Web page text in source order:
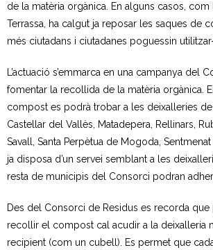
- Neteja a alta pressió
- Festes i activitats a l’aire lliure
- Sistemes de recollida
- Recollida selectiva
- - Fraccions de residus
- Mobles i estris vells
- Neteja i reparació de contenidors
de la matèria orgànica. En alguns casos,
Terrassa, ha calgut ja reposar les saques de
més ciutadans i ciutadanes poguessin
L’actuació s’emmarca en una campanya del
fomentar la recollida de la matèria orgànica.
compost es podrà trobar a les deixalleries de
Castellar del Vallès, Matadepera, Rellinars,
Savall, Santa Perpètua de Mogoda, Sentmenat
ja disposa d’un servei semblant a les
resta de municipis del Consorci podran
Des del Consorci de Residus es recorda
recollir el compost cal acudir a la deixalleria
recipient (com un cubell). Es permet que